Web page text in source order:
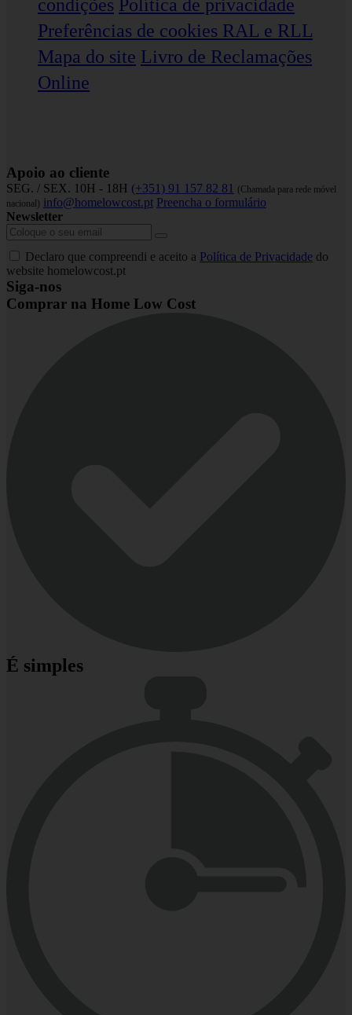
Preferências de cookies RAL e RLL
Mapa do site Livro de Reclamações
Online
Apoio ao cliente
SEG. / SEX. 10H - 18H (+351) 91 157 82 81 (Chamada para rede móvel
nacional) info@homelowcost.pt Preencha o formulário
Newsletter
Declaro que compreendi e aceito a Política de Privacidade do
website homelowcost.pt
Siga-nos
Comprar na Home Low Cost
É simples